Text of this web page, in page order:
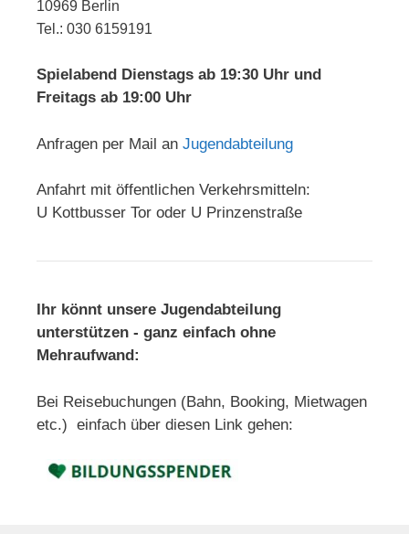
10969 Berlin
Tel.: 030 6159191
Spielabend Dienstags ab 19:30 Uhr und
Freitags ab 19:00 Uhr
Anfragen per Mail an Jugendabteilung
Anfahrt mit öffentlichen Verkehrsmitteln:
U Kottbusser Tor oder U Prinzenstraße
Ihr könnt unsere Jugendabteilung
unterstützen - ganz einfach ohne
Mehraufwand:
Bei Reisebuchungen (Bahn, Booking, Mietwagen
etc.) einfach über diesen Link gehen: